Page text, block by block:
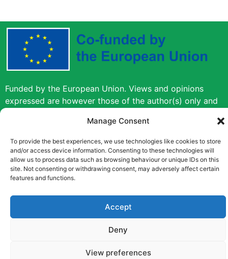
Manage Consent
To provide the best experiences, we use technologies like cookies to store
and/or access device information. Consenting to these technologies will
allow us to process data such as browsing behaviour or unique IDs on this
site. Not consenting or withdrawing consent, may adversely affect certain
features and functions.
Accept
Deny
View preferences
Funded by the European Union. Views and opinions
expressed are however those of the author(s) only and
or the European Education and Culture Executive
Agency (EACEA). Neither the European Union nor
EACEA can be held responsible for them.
Copyright © [2022] [Career Pathways]